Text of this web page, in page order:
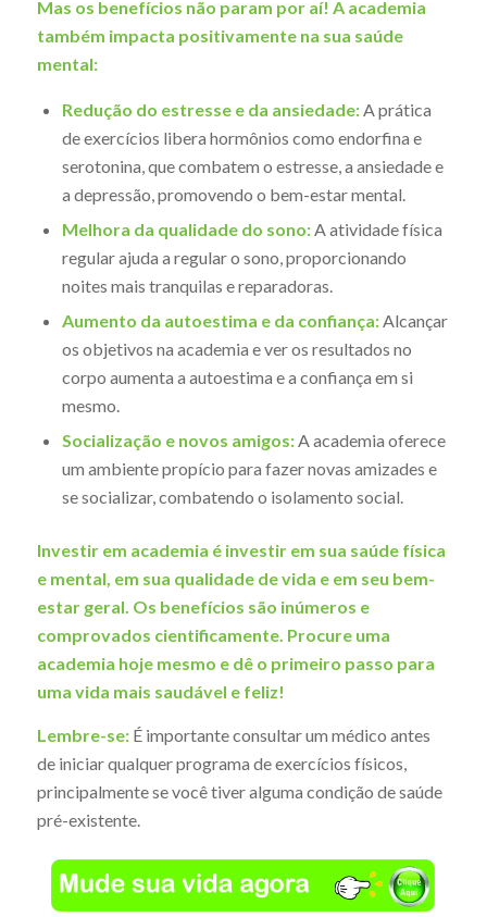
Mas os benefícios não param por aí! A academia
também impacta positivamente na sua saúde
mental:
Redução do estresse e da ansiedade:A prática
de exercícios libera hormônios como endorfina e
serotonina, que combatem o estresse, a ansiedade e
a depressão, promovendo o bem-estar mental.
Melhora da qualidade do sono:A atividade física
regular ajuda a regular o sono, proporcionando
noites mais tranquilas e reparadoras.
Aumento da autoestima e da confiança:Alcançar
os objetivos na academia e ver os resultados no
corpo aumenta a autoestima e a confiança em si
mesmo.
Socialização e novos amigos:A academia oferece
um ambiente propício para fazer novas amizades e
se socializar, combatendo o isolamento social.
Investir em academia é investir em sua saúde física
e mental, em sua qualidade de vida e em seu bem-
estar geral. Os benefícios são inúmeros e
comprovados cientificamente. Procure uma
academia hoje mesmo e dê o primeiro passo para
uma vida mais saudável e feliz!
Lembre-se:É importante consultar um médico antes
de iniciar qualquer programa de exercícios físicos,
principalmente se você tiver alguma condição de saúde
pré-existente.